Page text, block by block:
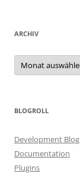
ARCHIV
Archiv
BLOGROLL
Development Blog
Documentation
Plugins